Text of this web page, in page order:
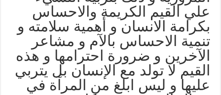
القيم الكريمة والاحساس
الانسان و أهمية سلامته و
الاحساس بالآم و مشاعر
و ضرورة احترامها و هذه
لا تولد مع الإنسان بل يتربي
و ليس ابلغ من المرآة في